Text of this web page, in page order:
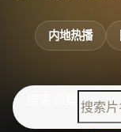
内地热播